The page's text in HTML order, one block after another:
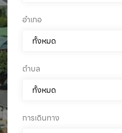
อำเภอ
ตำบล
การเดินทาง